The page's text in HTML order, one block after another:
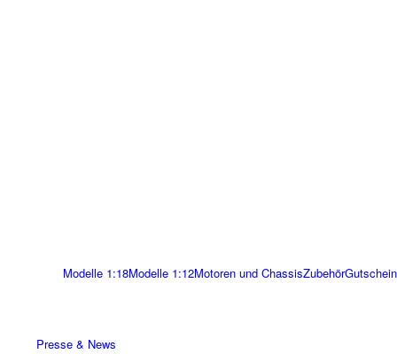
Modelle 1:18Modelle 1:12Motoren und ChassisZubehör
Presse & News